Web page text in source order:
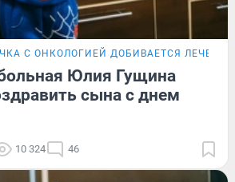
С ОНКОЛОГИЕЙ ДОБИВАЕТСЯ ЛЕЧЕНИЯ
Юлия Гущина
сына с днем
10 324 46